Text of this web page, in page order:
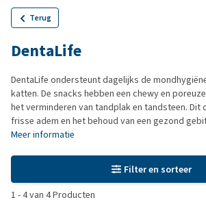
Terug
DentaLife
DentaLife ondersteunt dagelijks de
katten. De snacks hebben een chewy en
het verminderen van tandplak en tandsteen. Dit
frisse adem en het behoud van een gezond
Meer informatie
Filter en sorteer
1 -4van 4Producten